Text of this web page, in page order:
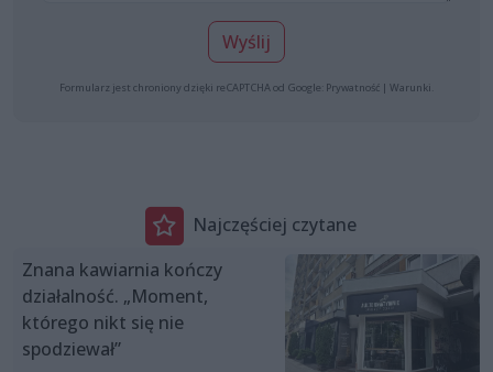
Wyślij
Formularz jest chroniony dzięki reCAPTCHA od Google: Prywatność | Warunki
Najczęściej czytane
Znana kawiarnia kończy
działalność. „Moment,
którego nikt się nie
spodziewał”